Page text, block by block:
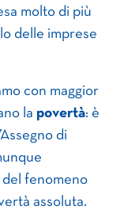
molto di più
delle imprese
con maggior
la povertà: è
di
fenomeno
assoluta.